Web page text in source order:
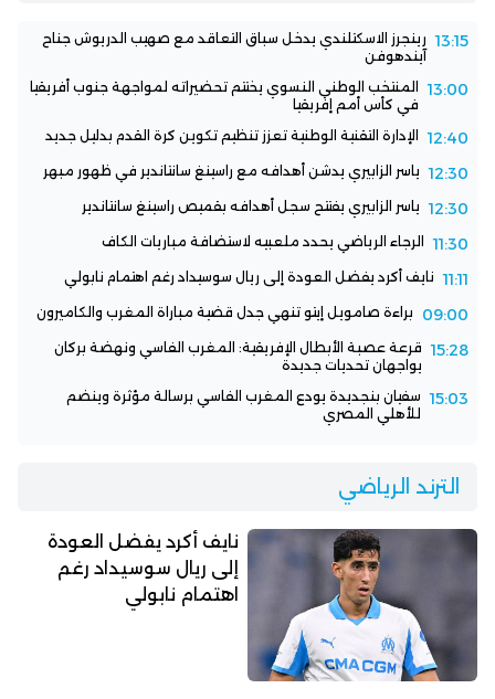
13:15 رينجرز الاسكتلندي يدخل سباق التعاقد مع صهيب الدريوش جناح
آيندهوفن
13:00
المنتخب الوطني النسوي يختتم تحضيراته لمواجهة جنوب أفريقيا
في كأس أمم إفريقيا
12:40 الإدارة التقنية الوطنية تعزز تنظيم تكوين كرة القدم بدليل جديد
12:30 ياسر الزابيري يدشن أهدافه مع راسينغ سانتاندير في ظهور مبهر
12:30 ياسر الزابيري يفتتح سجل أهدافه بقميص راسينغ سانتاندير
11:30 الرجاء الرياضي يحدد ملعبيه لاستضافة مباريات الكاف
11:11 نايف أكرد يفضل العودة إلى ريال سوسيداد رغم اهتمام نابولي
09:00 براءة صامويل إيتو تنهي جدل قضية مباراة المغرب والكاميرون
15:28 قرعة عصبة الأبطال الإفريقية: المغرب الفاسي ونهضة بركان
يواجهان تحديات جديدة
15:03 سفيان بنجديدة يودع المغرب الفاسي برسالة مؤثرة وينضم
للأهلي المصري
الترند الرياضي
نايف أكرد يفضل العودة
إلى ريال سوسيداد رغم
اهتمام نابولي